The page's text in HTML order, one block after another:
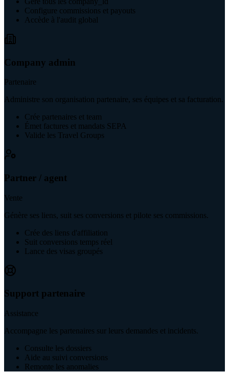
Configure commissions et payouts
Accède à l'audit global
Company admin
Partenaire
Administre son organisation partenaire, ses équipes et sa facturation.
Crée partenaires et team
Émet factures et mandats SEPA
Valide les Travel Groups
Partner / agent
Vente
Génère ses liens, suit ses conversions et pilote ses commissions.
Crée des liens d'affiliation
Suit conversions temps réel
Lance des visas groupés
Support partenaire
Assistance
Accompagne les partenaires sur leurs demandes et incidents.
Consulte les dossiers
Aide au suivi conversions
Remonte les anomalies